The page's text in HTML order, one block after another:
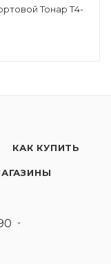
Тонар Т4-
КАК КУПИТЬ